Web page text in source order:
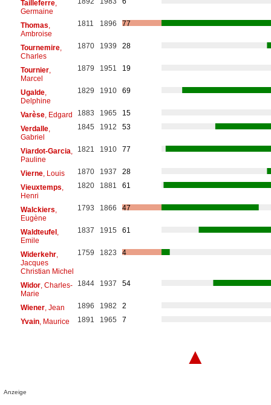
Tailleferre,
Germaine
Thomas
Ambroise
1811 1896 77
Tournemire,
Charles
1870 1939 28
Tournier,
Marcel
1879 1951 19
Ugalde,
Delphine
1829 1910 69
Varèse, Edgard 1883 1965
15
Verdalle,
Gabriel
1845 1912 53
Viardot-Garcia
Pauline
1821 1910 77
Vierne, Louis 1870 1937
28
Vieuxtemps
Henri
1820 1881 61
Walckiers
Eugène
1793 1866 47
Waldteufel,
Emile
1837 1915 61
Widerkehr,
Jacques
Christian Michel
1759 1823 4
Widor, Charles-
Marie
1844 1937 54
Wiener, Jean 1896 1982
2
Yvain, Maurice 1891 1965 7
▲
Anzeige